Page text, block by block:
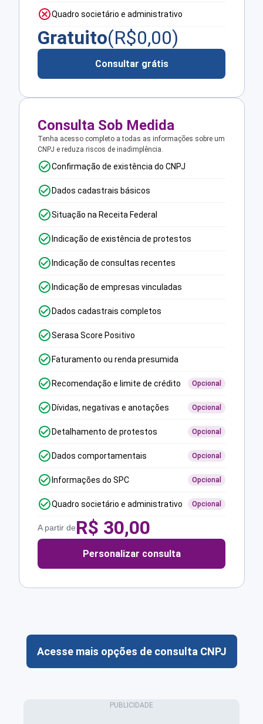
Quadro societário e administrativo
Gratuito(R$0,00)
Consultar grátis
Consulta Sob Medida
Tenha acesso completo a todas as informações sobre um
CNPJ e reduza riscos de inadimplência.
Confirmação de existência do CNPJ
Dados cadastrais básicos
Situação na Receita Federal
Indicação de existência de protestos
Indicação de consultas recentes
Indicação de empresas vinculadas
Dados cadastrais completos
Serasa Score Positivo
Faturamento ou renda presumida
Recomendação e limite de crédito Opcional
Dívidas, negativas e anotações Opcional
Detalhamento de protestos Opcional
Dados comportamentais Opcional
Informações do SPC Opcional
Quadro societário e administrativo Opcional
A partir deR$ 30,00
Personalizar consulta
Acesse mais opções de consulta CNPJ